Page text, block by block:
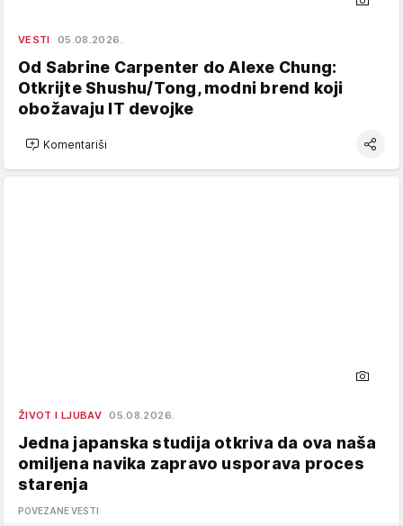
VESTI 05.08.2026.
Od Sabrine Carpenter do Alexe Chung:
Otkrijte Shushu/Tong, modni brend koji
obožavaju IT devojke
Komentariši
ŽIVOT I LJUBAV 05.08.2026.
Jedna japanska studija otkriva da ova naša
omiljena navika zapravo usporava proces
starenja
POVEZANE VESTI